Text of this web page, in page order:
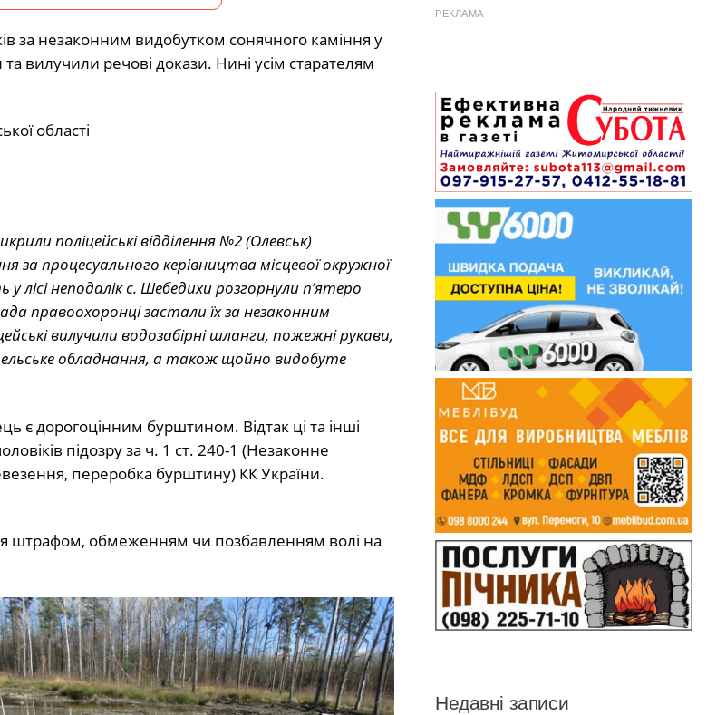
за незаконним видобутком сонячного каміння у
вилучили речові докази. Нині усім старателям
області
поліцейські відділення №2 (Олевськ)
за процесуального керівництва місцевої окружної
неподалік с. Шебедихи розгорнули п’ятеро
правоохоронці застали їх за незаконним
вилучили водозабірні шланги, пожежні рукави,
обладнання, а також щойно видобуте
є дорогоцінним бурштином. Відтак ці та інші
підозру за ч. 1 ст. 240-1 (Незаконне
переробка бурштину) КК України.
штрафом, обмеженням чи позбавленням волі на
РЕКЛАМА
Недавні записи